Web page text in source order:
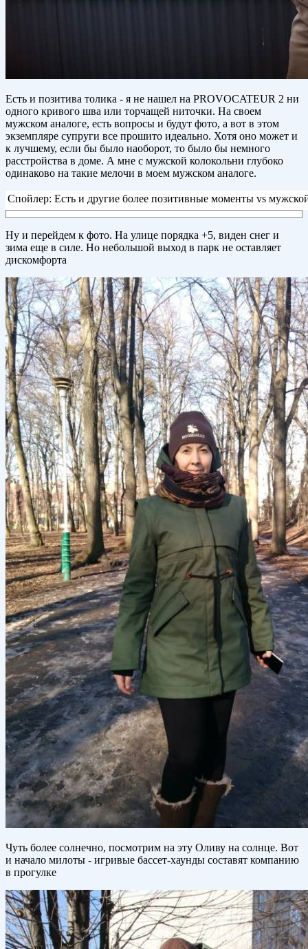
Есть и позитива толика - я не нашел на PROVOCATEUR 2 ни
одного кривого шва или торчащей ниточки. На своем
мужском аналоге, есть вопросы и будут фото, а вот в этом
экземпляре супруги все прошито идеально. Хотя оно может и
к лучшему, если бы было наоборот, то было бы немного
расстройства в доме. А мне с мужской колокольни глубоко
одинаково на такие мелочи в моем мужском аналоге.
Спойлер: Есть и другие более позитивные моменты vs
Ну и перейдем к фото. На улице порядка +5, виден снег и
зима еще в силе. Но небольшой выход в парк не оставляет
дискомфорта
Чуть более солнечно, посмотрим на эту Оливу на солнце. Вот
и начало милоты - игривые бассет-хаунды составят компанию
в прогулке